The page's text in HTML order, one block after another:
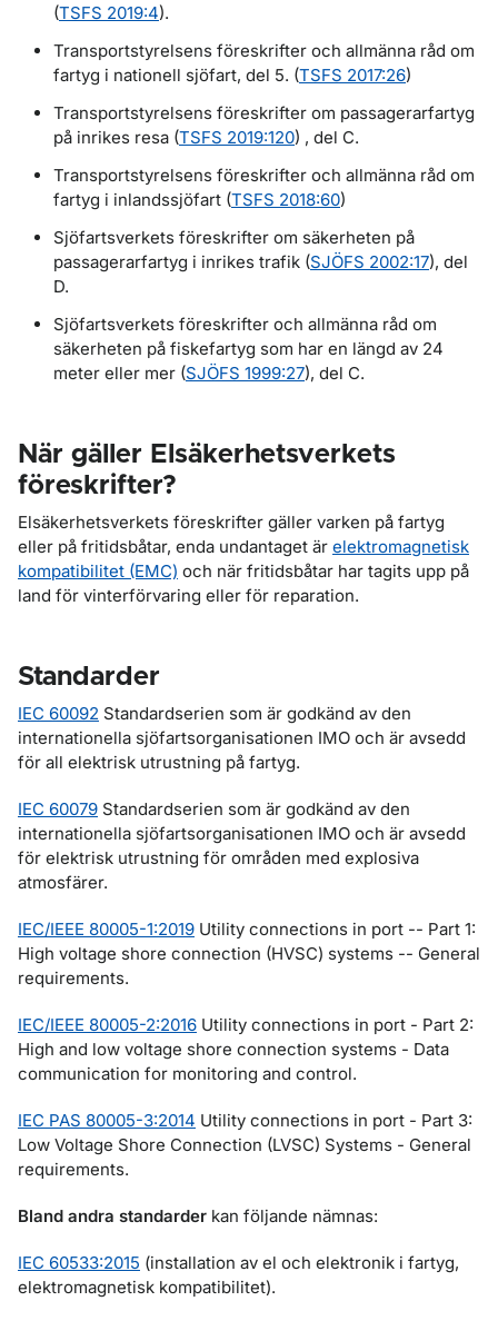
(TSFS 2019:4).
Transportstyrelsens föreskrifter och allmänna råd om
fartyg i nationell sjöfart, del 5. (TSFS 2017:26)
Transportstyrelsens föreskrifter om passagerarfartyg
på inrikes resa (TSFS 2019:120) , del C.
Transportstyrelsens föreskrifter och allmänna råd om
fartyg i inlandssjöfart (TSFS 2018:60)
Sjöfartsverkets föreskrifter om säkerheten på
passagerarfartyg i inrikes trafik (SJÖFS 2002:17), del
D.
Sjöfartsverkets föreskrifter och allmänna råd om
säkerheten på fiskefartyg som har en längd av 24
meter eller mer (SJÖFS 1999:27), del C.
När gäller Elsäkerhetsverkets
föreskrifter?
Elsäkerhetsverkets föreskrifter gäller varken på fartyg
eller på fritidsbåtar, enda undantaget är elektromagnetisk
kompatibilitet (EMC) och när fritidsbåtar har tagits upp på
land för vinterförvaring eller för reparation.
Standarder
IEC 60092 Standardserien som är godkänd av den
internationella sjöfartsorganisationen IMO och är avsedd
för all elektrisk utrustning på fartyg.
IEC 60079 Standardserien som är godkänd av den
internationella sjöfartsorganisationen IMO och är avsedd
för elektrisk utrustning för områden med explosiva
atmosfärer.
IEC/IEEE 80005-1:2019 Utility connections in port -- Part 1:
High voltage shore connection (HVSC) systems -- General
requirements.
IEC/IEEE 80005-2:2016 Utility connections in port - Part 2:
High and low voltage shore connection systems - Data
communication for monitoring and control.
IEC PAS 80005-3:2014 Utility connections in port - Part 3:
Low Voltage Shore Connection (LVSC) Systems - General
requirements.
Bland andra standarder kan följande nämnas:
IEC 60533:2015 (installation av el och elektronik i fartyg,
elektromagnetisk kompatibilitet).